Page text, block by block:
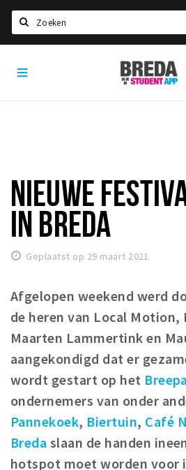
HOME
Studentenverenigingen
Studentenraad
Studentenroutes
New in town? Check FAQ!
WONEN
Woonruimte
Inschrijven gemeente
Zorgverzekering
Huisarts en eerste hulp
Q&A
KORTING
Breda Student Shop
Breda
Student
NIEUWE
IN BREDA
Geplaatst op 29 maart 2021
Afgelopen weekend werd
de heren van Local
Maarten Lammertink en
aangekondigd dat er
wordt gestart op het
ondernemers van onder
Pannekoek, Biertuin, Café
Breda slaan de handen
hotspot moet worden voor